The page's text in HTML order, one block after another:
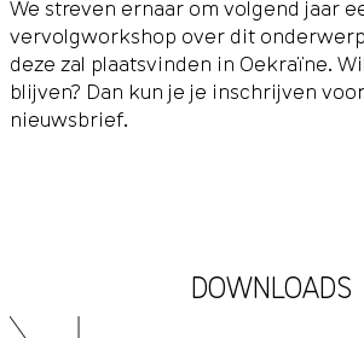
We streven ernaar om volgend jaar
vervolgworkshop over dit
deze zal plaatsvinden in Oekraïne.
blijven? Dan kun je je inschrijven voor
nieuwsbrief.
DOWNLOADS